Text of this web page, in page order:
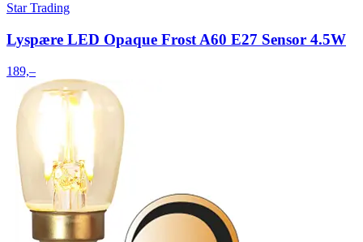
Star Trading
Lyspære LED Opaque Frost A60 E27 Sensor 4.5W
189,–